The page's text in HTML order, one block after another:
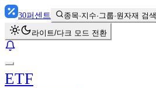
30퍼센트 종목·지수·그룹·원자재 검색
라이트/다크 모드 전환
ETF